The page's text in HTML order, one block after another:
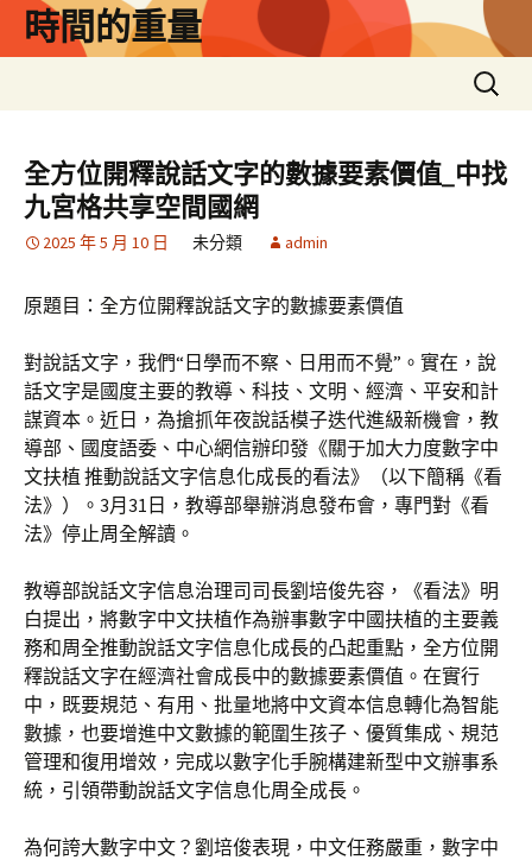
時間的重量
搜
尋
鍵
字:
全方位開釋說話文字的數據要素價值_中找
九宮格共享空間國網
2025 年 5 月 10 日 未分類 admin
原題目：全方位開釋說話文字的數據要素價值
對說話文字，我們“日學而不察、日用而不覺”。實在，說
話文字是國度主要的教導、科技、文明、經濟、平安和計
謀資本。近日，為搶抓年夜說話模子迭代進級新機會，教
導部、國度語委、中心網信辦印發《關于加大力度數字中
文扶植 推動說話文字信息化成長的看法》（以下簡稱《看
法》）。3月31日，教導部舉辦消息發布會，專門對《看
法》停止周全解讀。
教導部說話文字信息治理司司長劉培俊先容，《看法》明
白提出，將數字中文扶植作為辦事數字中國扶植的主要義
務和周全推動說話文字信息化成長的凸起重點，全方位開
釋說話文字在經濟社會成長中的數據要素價值。在實行
中，既要規范、有用、批量地將中文資本信息轉化為智能
數據，也要增進中文數據的範圍生孩子、優質集成、規范
管理和復用增效，完成以數字化手腕構建新型中文辦事系
統，引領帶動說話文字信息化周全成長。
為何誇大數字中文？劉培俊表現，中文任務嚴重，數字中